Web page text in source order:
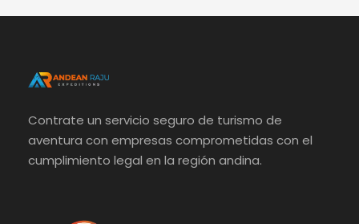
Contrate un servicio seguro de turismo de
aventura con empresas comprometidas con el
cumplimiento legal en la región andina.